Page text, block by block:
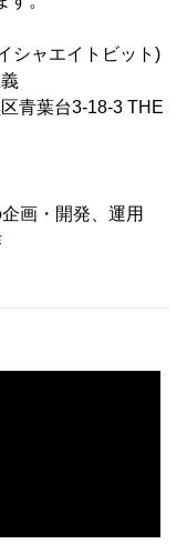
シャエイトビット)
青葉台3-18-3 THE
画・開発、運用